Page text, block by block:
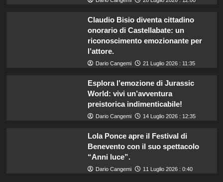
Claudio Bisio diventa cittadino
onorario di Castellabate: un
riconoscimento emozionante per
l’attore.
Dario Cangemi 21 Luglio 2026 : 11:35
Esplora l’emozione di Jurassic
World: vivi un’avventura
preistorica indimenticabile!
Dario Cangemi 14 Luglio 2026 : 12:35
Lola Ponce apre il Festival di
Benevento con il suo spettacolo
“Anni luce”.
Dario Cangemi 11 Luglio 2026 : 0:40